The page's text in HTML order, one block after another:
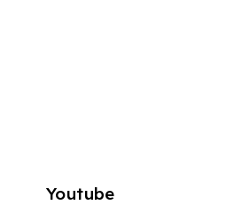
Youtube